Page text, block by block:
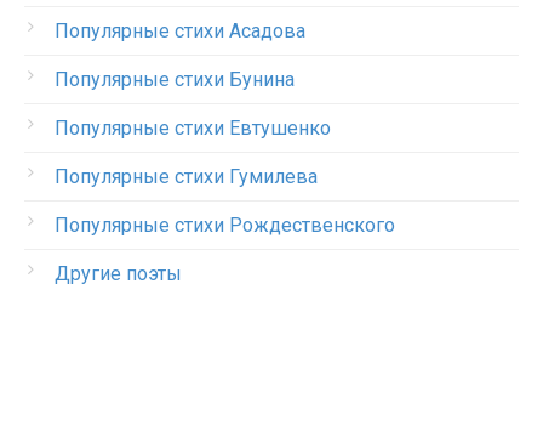
Популярные стихи Асадова
Популярные стихи Бунина
Популярные стихи Евтушенко
Популярные стихи Гумилева
Популярные стихи Рождественского
Другие поэты